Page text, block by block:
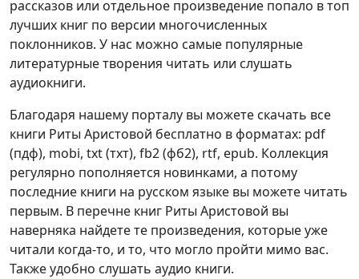
рассказов или отдельное произведение попало в топ
лучших книг по версии многочисленных
поклонников. У нас можно самые популярные
литературные творения читать или слушать
аудиокниги.
Благодаря нашему порталу вы можете скачать все
книги Риты Аристовой бесплатно в форматах: pdf
(пдф), mobi, txt (тхт), fb2 (фб2), rtf, epub. Коллекция
регулярно пополняется новинками, а потому
последние книги на русском языке вы можете читать
первым. В перечне книг Риты Аристовой вы
наверняка найдете те произведения, которые уже
читали когда-то, и то, что могло пройти мимо вас.
Также удобно слушать аудио книги.